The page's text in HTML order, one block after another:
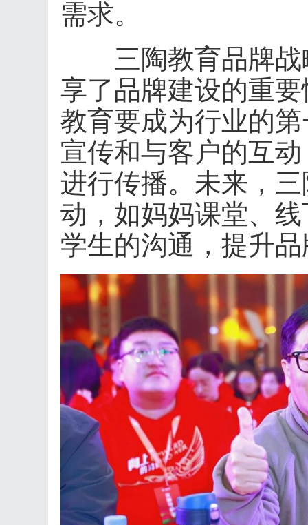
需求。
三陶教育品牌战
享了品牌建设的重
教育要成为行业的
宣传和与客户的互
进行传播。未来，
动，如妈妈课堂、
学生的沟通，提升